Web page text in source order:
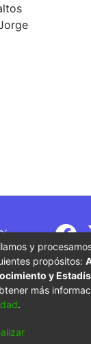
del
y
propósitos:
y
más
.